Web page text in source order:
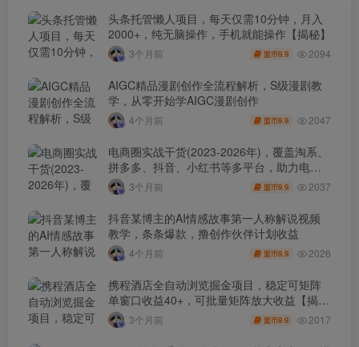
头条托管懒人项目，每天仅需10分钟，月入
2000+，纯无脑操作，手机就能操作【揭秘】
3个月前 盟币9.9 2094
AIGC精品漫剧创作全流程解析，S级漫剧教
学，从零开始学AIGC漫剧创作
4个月前 盟币9.9 2047
电商圈实战干货(2023-2026年)，覆盖淘系、
拼多多、抖音、小红书等多平台，助力电商
人避开坑、提效率、稳盈利(更新4月)
3个月前 盟币9.9 2037
抖音某博主的AI情感故事第一人称解说视频
教学，条条爆款，撸创作伙伴计划收益
4个月前 盟币9.9 2026
携程酒店全自动浏览掘金项目，稳定可矩阵
单窗口收益40+，可批量矩阵放大收益【揭
秘】3个月前 盟币9.9 2017